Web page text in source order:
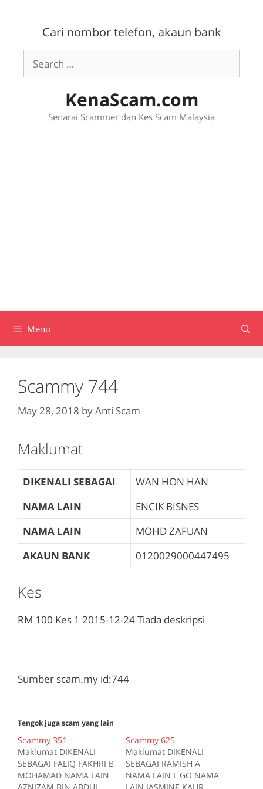
Cari nombor telefon, akaun bank
Search
for:
KenaScam.com
Senarai Scammer dan Kes Scam Malaysia
Menu
Scammy 744
May 28, 2018 byAnti Scam
Maklumat
DIKENALI SEBAGAI
WAN HON HAN
NAMA LAIN
ENCIK BISNES
NAMA LAIN
MOHD ZAFUAN
AKAUN BANK
0120029000447495
Kes
RM 100 Kes 1 2015-12-24Tiada deskripsi
Sumber scam.my id:744
Tengok juga scam yang lain
Scammy 351
Maklumat DIKENALI
SEBAGAI FALIQ FAKHRI B
MOHAMAD NAMA LAIN
AZNIZAM BIN ABDUL
Scammy 625
Maklumat DIKENALI
SEBAGAI RAMISH A
NAMA LAIN L GO NAMA
LAIN JASMINE KAUR